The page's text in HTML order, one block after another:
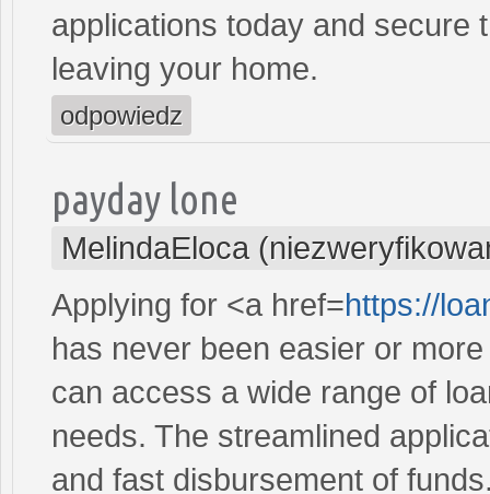
applications today and secure
leaving your home.
odpowiedz
payday lone
MelindaEloca
Applying for <a href=https://
has never been easier or
can access a wide range of
needs. The streamlined
and fast disbursement of